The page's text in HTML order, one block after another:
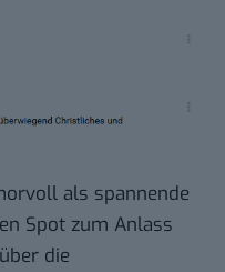
als spannende
Spot zum Anlass
die